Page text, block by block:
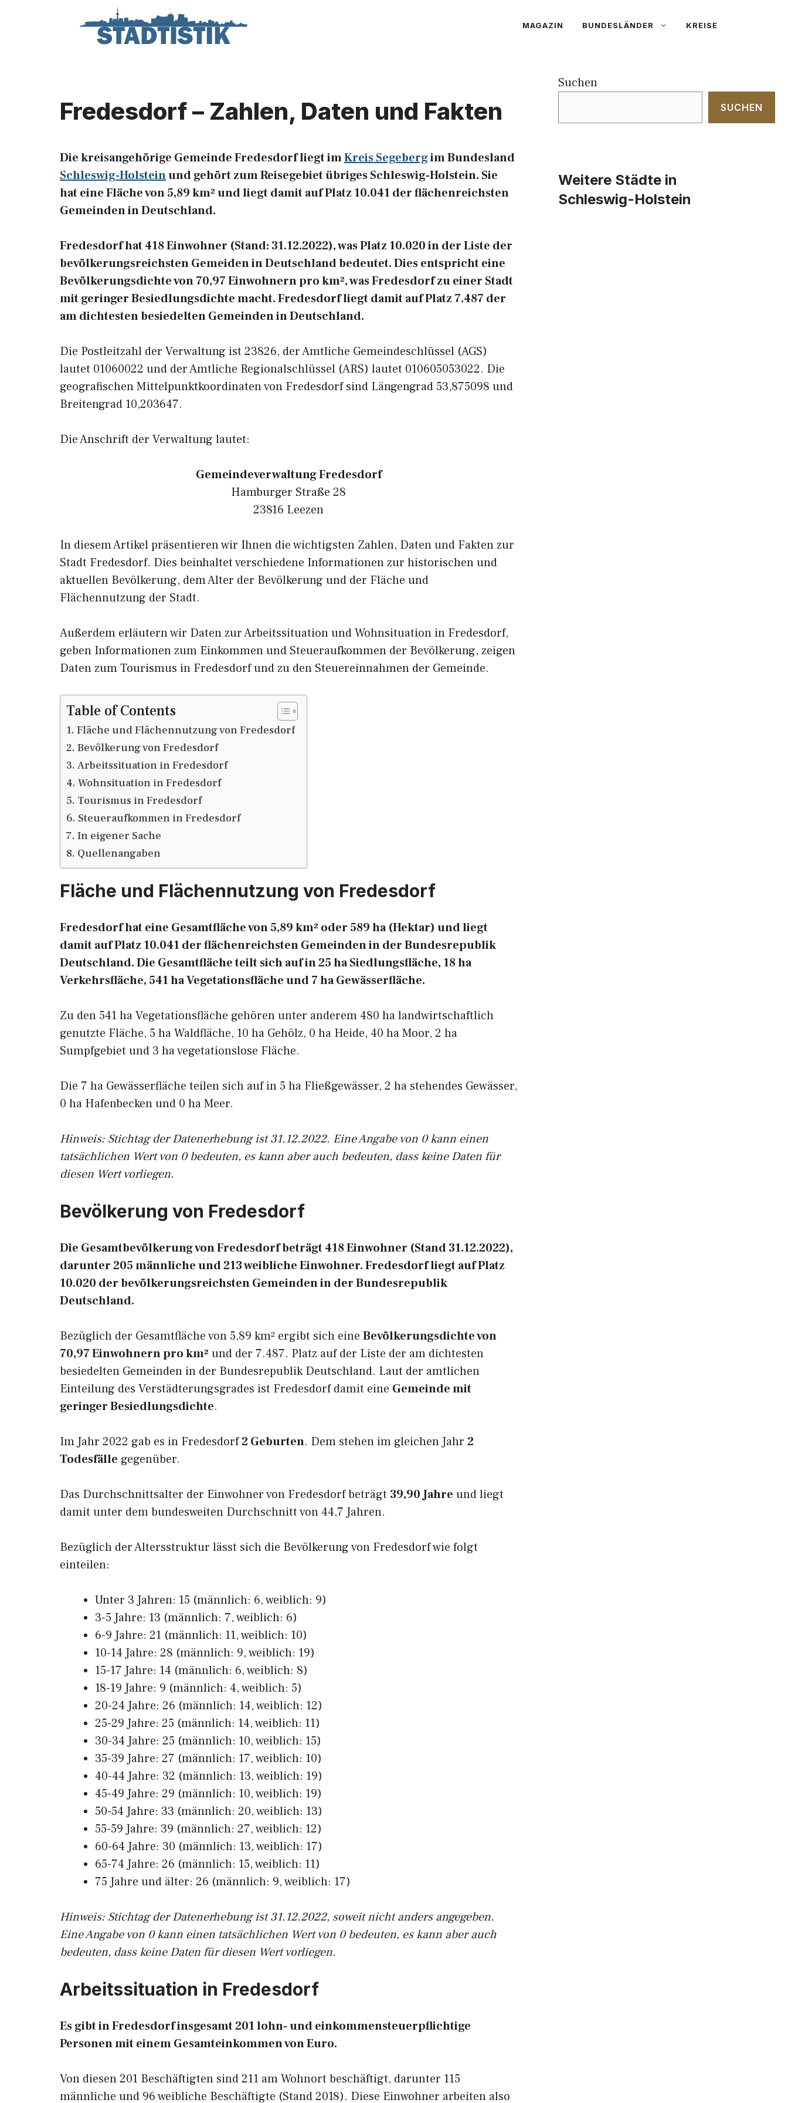
MAGAZIN BUNDESLÄNDER KREISE
Fredesdorf – Zahlen, Daten und Fakten
Die kreisangehörige Gemeinde Fredesdorf liegt imKreis Segebergim Bundesland
Schleswig-Holsteinund gehört zum Reisegebiet übriges Schleswig-Holstein. Sie
hat eine Fläche von 5,89 km² und liegt damit auf Platz 10.041 der flächenreichsten
Gemeinden in Deutschland.
Fredesdorf hat 418 Einwohner (Stand: 31.12.2022), was Platz 10.020 in der Liste der
bevölkerungsreichsten Gemeiden in Deutschland bedeutet. Dies entspricht eine
Bevölkerungsdichte von 70,97 Einwohnern pro km², was Fredesdorf zu einer Stadt
mit geringer Besiedlungsdichte macht. Fredesdorf liegt damit auf Platz 7.487 der
am dichtesten besiedelten Gemeinden in Deutschland.
Die Postleitzahl der Verwaltung ist 23826, der Amtliche Gemeindeschlüssel (AGS)
lautet 01060022 und der Amtliche Regionalschlüssel (ARS) lautet 010605053022. Die
geografischen Mittelpunktkoordinaten von Fredesdorf sind Längengrad 53,875098 und
Breitengrad 10,203647.
Die Anschrift der Verwaltung lautet:
Gemeindeverwaltung Fredesdorf
Hamburger Straße 28
23816 Leezen
In diesem Artikel präsentieren wir Ihnen die wichtigsten Zahlen, Daten und Fakten zur
Stadt Fredesdorf. Dies beinhaltet verschiedene Informationen zur historischen und
aktuellen Bevölkerung, dem Alter der Bevölkerung und der Fläche und
Flächennutzung der Stadt.
Außerdem erläutern wir Daten zur Arbeitssituation und Wohnsituation in Fredesdorf,
geben Informationen zum Einkommen und Steueraufkommen der Bevölkerung, zeigen
Daten zum Tourismus in Fredesdorf und zu den Steuereinnahmen der Gemeinde.
Table of Contents
Fläche und Flächennutzung von Fredesdorf
Bevölkerung von Fredesdorf
Arbeitssituation in Fredesdorf
Wohnsituation in Fredesdorf
Tourismus in Fredesdorf
Steueraufkommen in Fredesdorf
In eigener Sache
Quellenangaben
Fläche und Flächennutzung von Fredesdorf
Fredesdorf hat eine Gesamtfläche von 5,89 km² oder 589 ha (Hektar) und liegt
damit auf Platz 10.041 der flächenreichsten Gemeinden in der Bundesrepublik
Deutschland. Die Gesamtfläche teilt sich auf in 25 ha Siedlungsfläche, 18 ha
Verkehrsfläche, 541 ha Vegetationsfläche und 7 ha Gewässerfläche.
Zu den 541 ha Vegetationsfläche gehören unter anderem 480 ha landwirtschaftlich
genutzte Fläche, 5 ha Waldfläche, 10 ha Gehölz, 0 ha Heide, 40 ha Moor, 2 ha
Sumpfgebiet und 3 ha vegetationslose Fläche.
Die 7 ha Gewässerfläche teilen sich auf in 5 ha Fließgewässer, 2 ha stehendes Gewässer,
0 ha Hafenbecken und 0 ha Meer.
Hinweis: Stichtag der Datenerhebung ist 31.12.2022. Eine Angabe von 0 kann einen
tatsächlichen Wert von 0 bedeuten, es kann aber auch bedeuten, dass keine Daten für
diesen Wert vorliegen.
Bevölkerung von Fredesdorf
Die Gesamtbevölkerung von Fredesdorf beträgt 418 Einwohner (Stand 31.12.2022),
darunter 205 männliche und 213 weibliche Einwohner. Fredesdorf liegt auf Platz
10.020 der bevölkerungsreichsten Gemeinden in der Bundesrepublik
Deutschland.
Bezüglich der Gesamtfläche von 5,89 km² ergibt sich eine Bevölkerungsdichte von
70,97 Einwohnern pro km² und der 7.487. Platz auf der Liste der am dichtesten
besiedelten Gemeinden in der Bundesrepublik Deutschland. Laut der amtlichen
Einteilung des Verstädterungsgrades ist Fredesdorf damit eine Gemeinde mit
geringer Besiedlungsdichte.
Im Jahr 2022 gab es in Fredesdorf2 Geburten. Dem stehen im gleichen Jahr 2
Todesfälle gegenüber.
Das Durchschnittsalter der Einwohner von Fredesdorf beträgt 39,90 Jahre und liegt
damit unter dem bundesweiten Durchschnitt von 44,7 Jahren.
Bezüglich der Altersstruktur lässt sich die Bevölkerung von Fredesdorf wie folgt
einteilen:
Unter 3 Jahren: 15 (männlich: 6, weiblich: 9)
3-5 Jahre: 13 (männlich: 7, weiblich: 6)
6-9 Jahre: 21 (männlich: 11, weiblich: 10)
10-14 Jahre: 28 (männlich: 9, weiblich: 19)
15-17 Jahre: 14 (männlich: 6, weiblich: 8)
18-19 Jahre: 9 (männlich: 4, weiblich: 5)
20-24 Jahre: 26 (männlich: 14, weiblich: 12)
25-29 Jahre: 25 (männlich: 14, weiblich: 11)
30-34 Jahre: 25 (männlich: 10, weiblich: 15)
35-39 Jahre: 27 (männlich: 17, weiblich: 10)
40-44 Jahre: 32 (männlich: 13, weiblich: 19)
45-49 Jahre: 29 (männlich: 10, weiblich: 19)
50-54 Jahre: 33 (männlich: 20, weiblich: 13)
55-59 Jahre: 39 (männlich: 27, weiblich: 12)
60-64 Jahre: 30 (männlich: 13, weiblich: 17)
65-74 Jahre: 26 (männlich: 15, weiblich: 11)
75 Jahre und älter: 26 (männlich: 9, weiblich: 17)
Hinweis: Stichtag der Datenerhebung ist 31.12.2022, soweit nicht anders angegeben.
Eine Angabe von 0 kann einen tatsächlichen Wert von 0 bedeuten, es kann aber auch
bedeuten, dass keine Daten für diesen Wert vorliegen.
Arbeitssituation in Fredesdorf
Es gibt in Fredesdorf insgesamt 201 lohn- und einkommensteuerpflichtige
Personen mit einem Gesamteinkommen von Euro.
Von diesen 201 Beschäftigten sind 211 am Wohnort beschäftigt, darunter 115
männliche und 96 weibliche Beschäftigte (Stand 2018). Diese Einwohner arbeiten also
Suchen
SUCHEN
Weitere Städte in
Schleswig-Holstein